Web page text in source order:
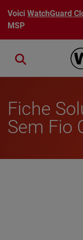
Aller au contenu
VoiciWatchGuard
MSP
Close search
Fiche
Sem Fio